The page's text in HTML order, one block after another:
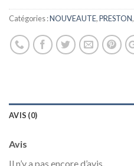
Catégories :NOUVEAUTE,PRESTON,
AVIS (0)
Avis
Il n’y a pas encore d’avis.